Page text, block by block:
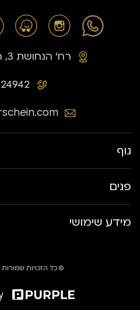
רח׳ הנחושת 3, רמת החייל, ת״א
גוף
פנים
מידע שימושי
© כל הזכויות שמורות